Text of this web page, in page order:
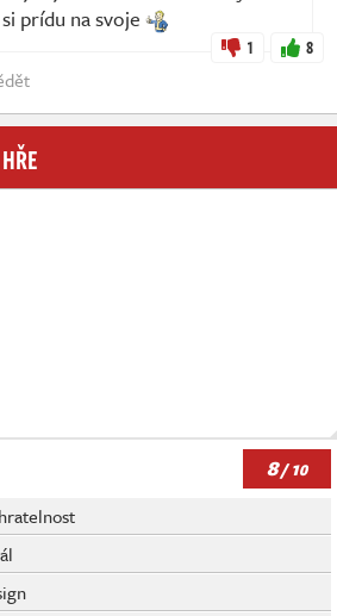
prídu na svoje
1 8
8/ 10